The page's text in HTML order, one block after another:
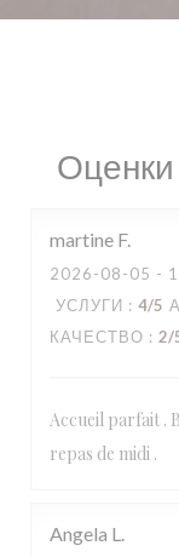
Оценки
martine F
2026-08-05 -
УСЛУГИ : 4/5
КАЧЕСТВО : 2/
Accueil parfait .
repas de midi .
Angela L